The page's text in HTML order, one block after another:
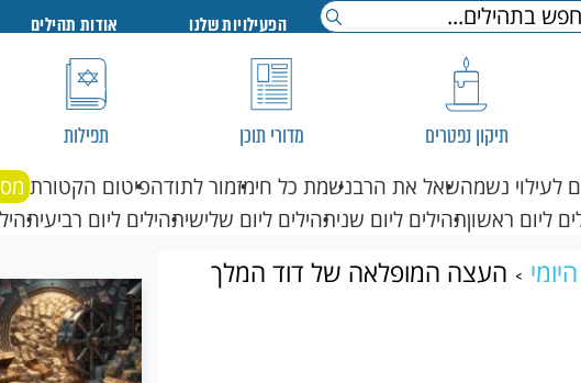
הפעילויות שלנו אודות תהילים
תיקון נפטרים מדורי תוכן תפילות
לעילוי נשמהשאל את הרבנשמת כל חימזמור לתודהפיטום הקטורת
ליום ראשוןתהילים ליום שניתהילים ליום שלישיתהילים ליום רביעי
העצה המופלאה של דוד המלך